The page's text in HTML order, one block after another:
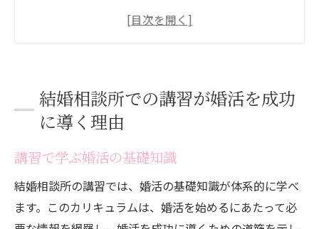
自己分析を通じた魅力の引き出し方
結婚相談所のサポート体制とその効果
結婚相談所を利用する前に知っておきたい講習
内容
初めての方へ、講習の流れを解説
講習で取り扱う主なトピックとは
婚活初心者が知っておくべき心構え
結婚相談所での講習が婚活を成功
に導く理由
講習で学ぶ婚活の基礎知識
結婚相談所の講習では、婚活の基礎知識が体系的に学べ
ます。このカリキュラムは、婚活を始めるにあたって必